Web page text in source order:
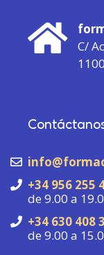
C/
+34 956 255
de 9.00 a
+34 630 408
de 9.00 a